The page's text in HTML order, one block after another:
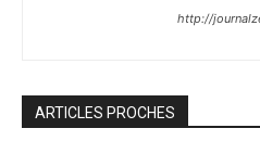
http://
ARTICLES PROCHES